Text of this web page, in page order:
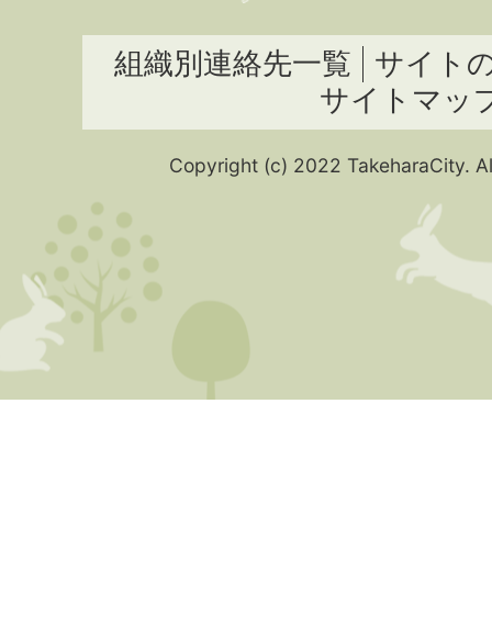
組織別連絡先一覧
サイト
サイトマッ
Copyright (c) 2022 TakeharaCity.